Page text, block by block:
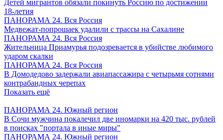
Детей мигрантов обязали покинуть Россию по достижении
18-летия
ПАНОРАМА 24. Вся Россия
Медвежат-попрошаек удалили с трассы на Сахалине
ПАНОРАМА 24. Вся Россия
Жительница Приамурья подозревается в убийстве любимого
ударом скалки
ПАНОРАМА 24. Вся Россия
В Домодедово задержали авиапассажира с четырьмя сотнями
контрабандных черепах
Показать ещё
ПАНОРАМА 24. Южный регион
В Сочи мужчина покалечил две иномарки на 420 тыс. рублей
в поисках "портала в иные миры"
ПАНОРАМА 24. Южный регион